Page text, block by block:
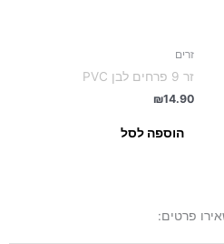
זרים
זר 9 פרחים לבן PVC
₪14.90
הוספה לסל
פרטים: